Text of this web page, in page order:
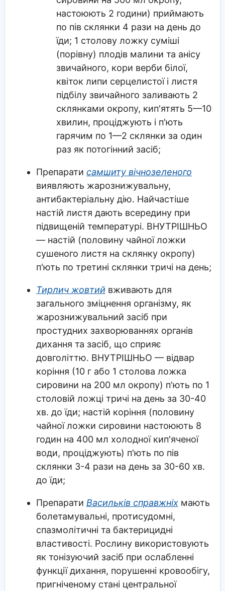
настоюють 2 години) приймають
по пів склянки 4 рази на день до
їди; 1 столову ложку суміші
(порівну) плодів малини та анісу
звичайного, кори верби білої,
квіток липи серцелистої і листя
підбілу звичайного заливають 2
склянками окропу, кип'ятять 5—10
хвилин, проціджують і п'ють
гарячим по 1—2 склянки за один
раз як потогінний засіб;
Препарати самшиту вічнозеленого
виявляють жарознижувальну,
антибактеріальну дію. Найчастіше
настій листя дають всередину при
підвищеній температурі. ВНУТРІШНЬО
— настій (половину чайної ложки
сушеного листя на склянку окропу)
п'ють по третині склянки тричі на день;
Тирлич жовтий вживають для
загального зміцнення організму, як
жарознижувальний засіб при
простудних захворюваннях органів
дихання та засіб, що сприяє
довголіттю. ВНУТРІШНЬО — відвар
коріння (10 г або 1 столова ложка
сировини на 200 мл окропу) п'ють по 1
столовій ложці тричі на день за 30-40
хв. до їди; настій коріння (половину
чайної ложки сировини настоюють 8
годин на 400 мл холодної кип'яченої
води, проціджують) п'ють по пів
склянки 3-4 рази на день за 30-60 хв.
до їди;
Препарати Васильків справжніхмають
болетамувальні, протисудомні,
спазмолітичні та бактерицидні
властивості. Рослину використовують
як тонізуючий засіб при ослабленні
функції дихання, порушенні кровообігу,
пригніченому стані центральної